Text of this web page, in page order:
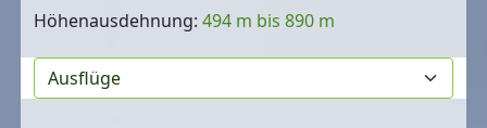
Höhenausdehnung:494 m bis 890 m